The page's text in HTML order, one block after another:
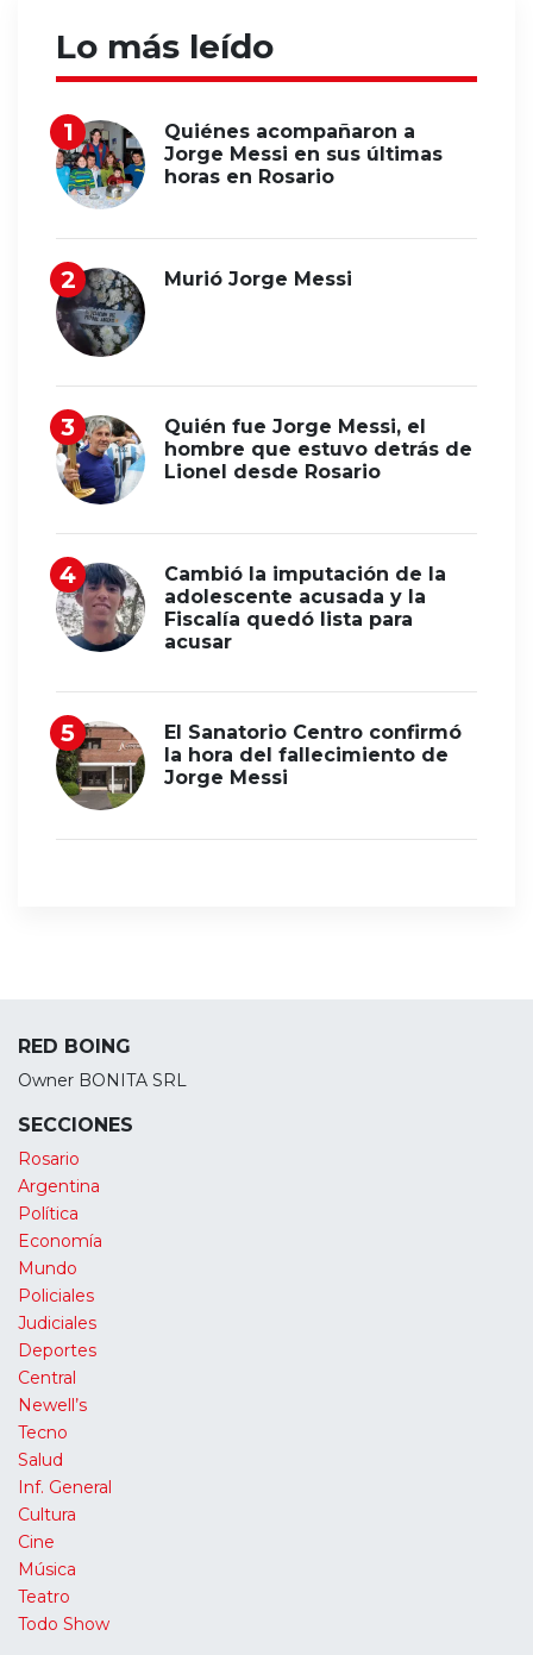
Lo más leído
Quiénes acompañaron a
Jorge Messi en sus últimas
horas en Rosario
Murió Jorge Messi
Quién fue Jorge Messi, el
hombre que estuvo detrás de
Lionel desde Rosario
Cambió la imputación de la
adolescente acusada y la
Fiscalía quedó lista para
acusar
El Sanatorio Centro confirmó
la hora del fallecimiento de
Jorge Messi
RED BOING
Owner BONITA SRL
SECCIONES
Rosario
Argentina
Política
Economía
Mundo
Policiales
Judiciales
Deportes
Central
Newell’s
Tecno
Salud
Inf. General
Cultura
Cine
Música
Teatro
Todo Show